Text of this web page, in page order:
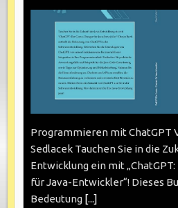
Programmieren mit ChatGPT
Sedlacek Tauchen Sie in die
Entwicklung ein mit
für Java-Entwickler“! Dieses
Bedeutung [...]